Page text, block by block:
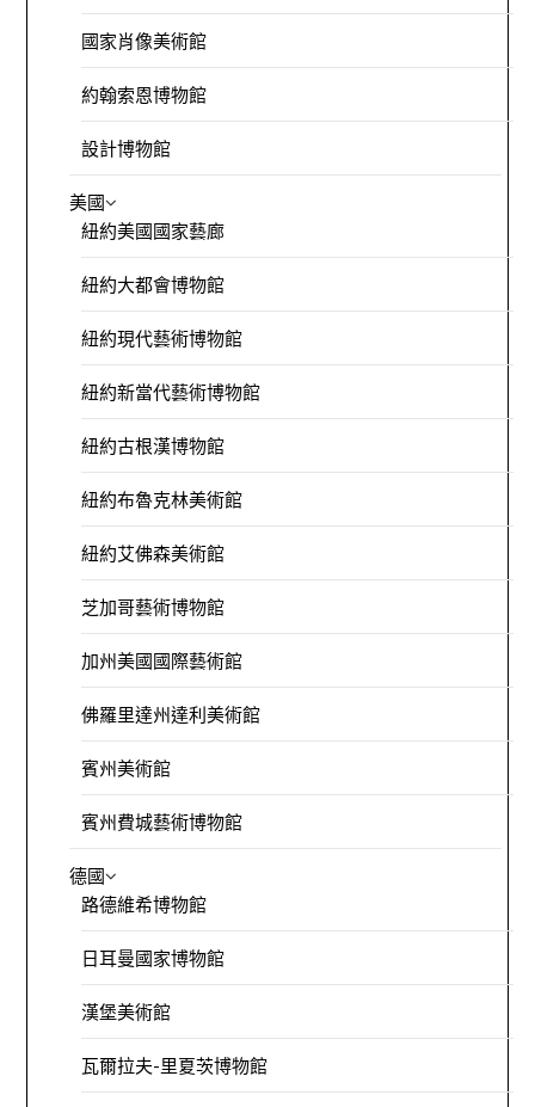
國家肖像美術館
約翰索恩博物館
設計博物館
美國
紐約美國國家藝廊
紐約大都會博物館
紐約現代藝術博物館
紐約新當代藝術博物館
紐約古根漢博物館
紐約布魯克林美術館
紐約艾佛森美術館
芝加哥藝術博物館
加州美國國際藝術館
佛羅里達州達利美術館
賓州美術館
賓州費城藝術博物館
德國
路德維希博物館
日耳曼國家博物館
漢堡美術館
瓦爾拉夫-里夏茨博物館